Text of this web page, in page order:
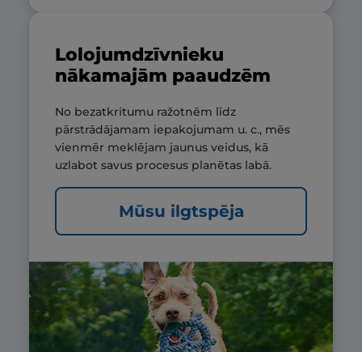
Lolojumdzīvnieku
nākamajām paaudzēm
No bezatkritumu ražotnēm līdz
pārstrādājamam iepakojumam u. c., mēs
vienmēr meklējam jaunus veidus, kā
uzlabot savus procesus planētas labā.
Mūsu ilgtspēja